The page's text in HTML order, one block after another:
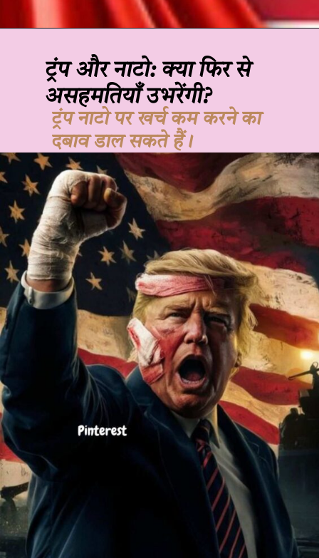
JOHN DOE
ट्रंप और नाटो: क्या फिर से
असहमतियाँ उभरेंगी?
ट्रंप नाटो पर खर्च कम करने का
दबाव डाल सकते हैं।